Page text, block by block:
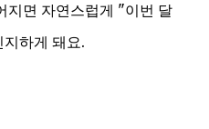
지면 자연스럽게 "이번 달
하게 돼요.